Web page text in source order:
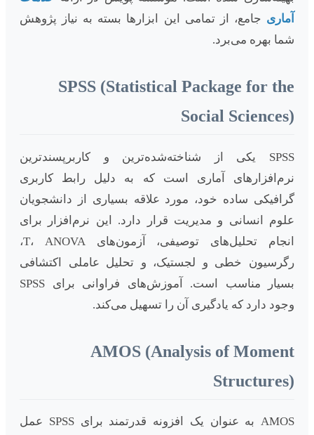
آماری جامع، از تمامی این ابزارها بسته به نیاز پژوهش
شما بهره می‌برد.
SPSS (Statistical Package for the
Social Sciences)
SPSS یکی از شناخته‌شده‌ترین و کاربرپسندترین
نرم‌افزارهای آماری است که به دلیل رابط کاربری
گرافیکی ساده خود، مورد علاقه بسیاری از دانشجویان
علوم انسانی و مدیریت قرار دارد. این نرم‌افزار برای
انجام تحلیل‌های توصیفی، آزمون‌های T، ANOVA،
رگرسیون خطی و لجستیک، و تحلیل عاملی اکتشافی
بسیار مناسب است. آموزش‌های فراوانی برای SPSS
وجود دارد که یادگیری آن را تسهیل می‌کند.
AMOS (Analysis of Moment
Structures)
AMOS به عنوان یک افزونه قدرتمند برای SPSS عمل